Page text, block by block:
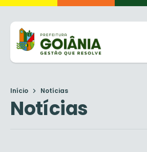
Início Notícias
Notícias